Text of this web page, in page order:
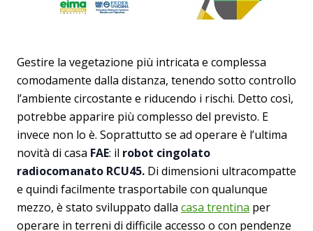
Gestire la vegetazione più intricata e complessa
comodamente dalla distanza, tenendo sotto controllo
l’ambiente circostante e riducendo i rischi. Detto così,
potrebbe apparire più complesso del previsto. E
invece non lo è. Soprattutto se ad operare è l’ultima
novità di casa FAE: il robot cingolato
radiocomanato RCU45. Di dimensioni ultracompatte
e quindi facilmente trasportabile con qualunque
mezzo, è stato sviluppato dalla casa trentina per
operare in terreni di difficile accesso o con pendenze